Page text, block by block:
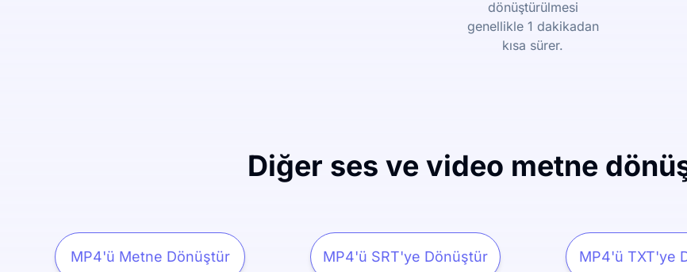
dönüştürülmesi
genellikle 1 dakikadan
kısa sürer.
Diğer ses ve video metne
MP4'ü Metne Dönüştür MP4'ü SRT'ye Dönüştür MP4'ü TXT'ye